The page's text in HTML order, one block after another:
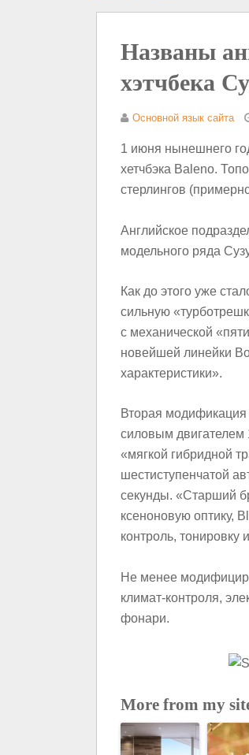
Названы
хэтчбека
Основной язык сайта
1 июня нынешнего
хетчбэка Baleno.
стерлингов
Английское
модельного ряда
Как до этого уже
сильную
с механической
новейшей линейки
характеристики».
Вторая модификация
силовым
«мягкой гибридной
шестиступенчатой
секунды. «Старший
ксеноновую оптику,
контроль, тонировку
Не менее
климат-контроля,
фонари.
More from my